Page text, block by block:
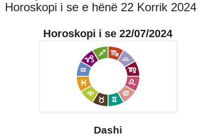
Horoskopi i se e hënë 22 Korrik 2024
Horoskopi i se 22/07/2024
Dashi